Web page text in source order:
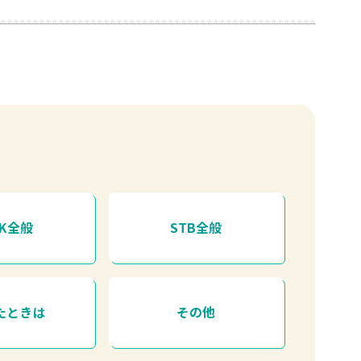
全般 STB全般
ときは その他